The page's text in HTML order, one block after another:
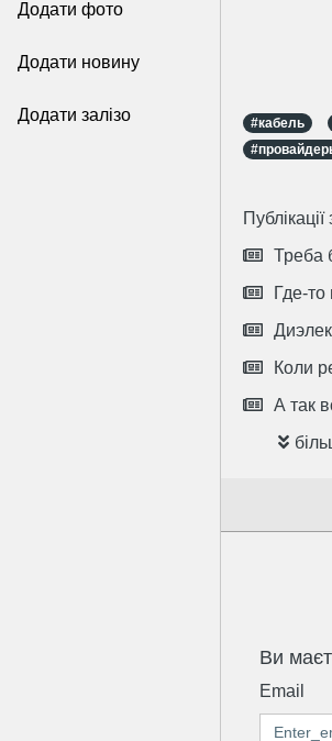
Додати фото
Додати новину
Додати залізо #кабель
Треба
Где-то
Коли
А так
Ви
Email